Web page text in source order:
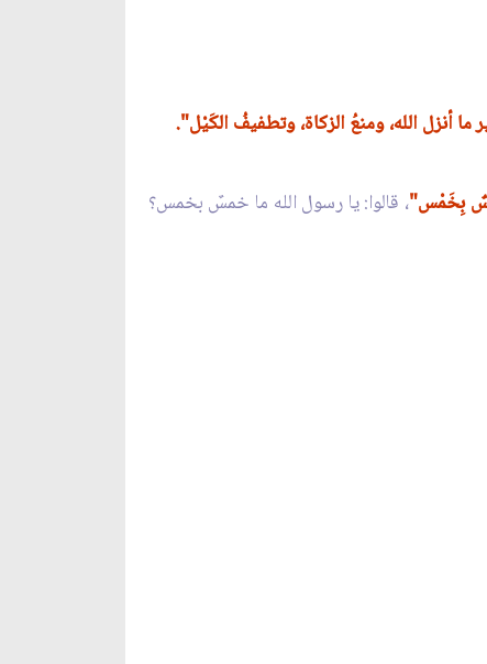
أنزل الله، ومنعُ الزكاة، وتطفيفُ الكَيْل".
بِخَمْس"، قالوا: يا رسول الله ما خمسٌ بخمس؟